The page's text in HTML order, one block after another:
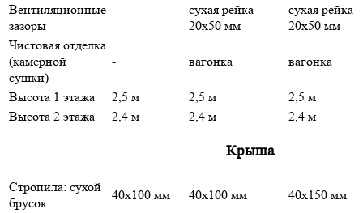
Вентиляционные
зазоры
-
сухая рейка
20х50 мм
сухая рейка
20х50 мм
Чистовая отделка
(камерной
сушки)
- вагонка вагонка
Высота 1 этажа 2,5 м 2,5 м
2,5 м
Высота 2 этажа
2,4 м 2,4 м 2,4 м
Крыша
Стропила: сухой
брусок
40х100 мм 40х100 мм
40х150 мм